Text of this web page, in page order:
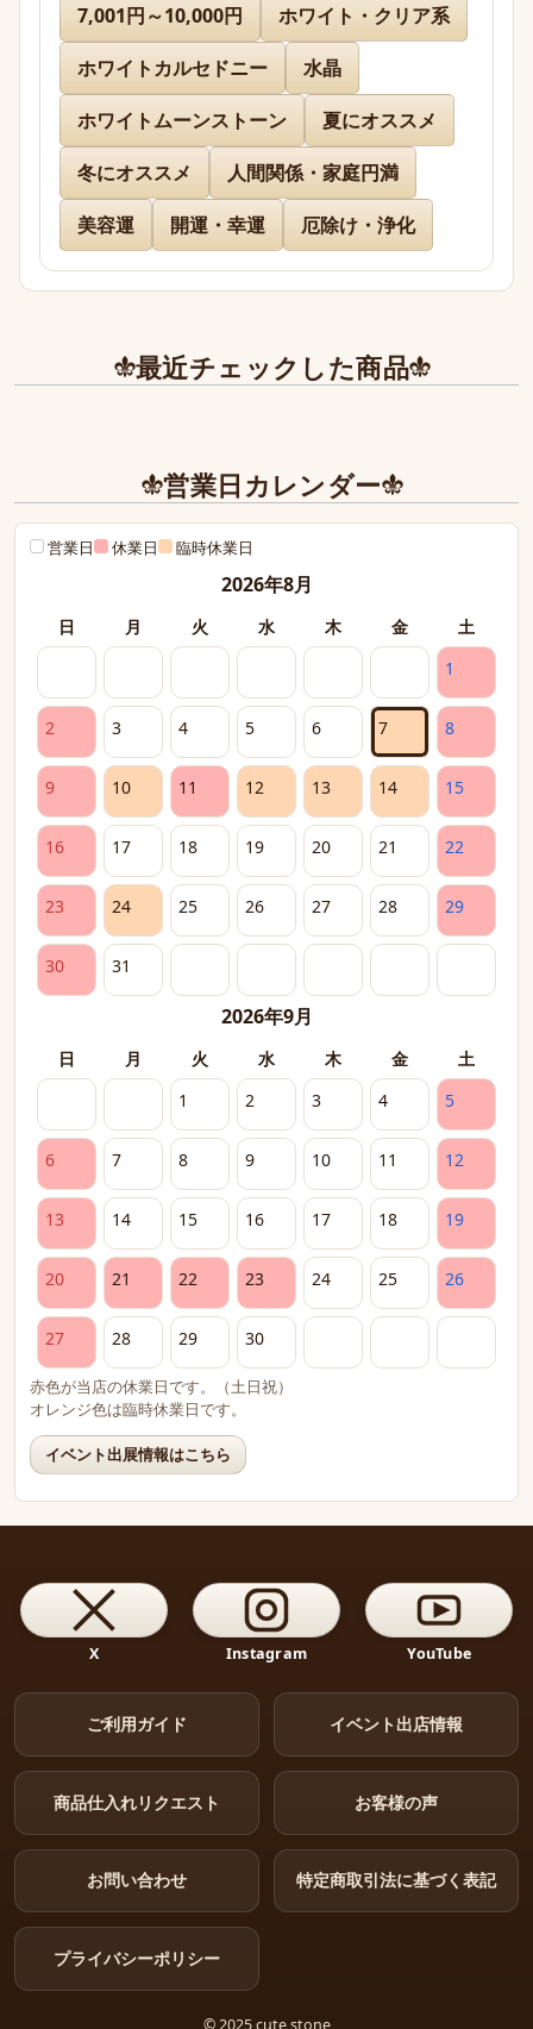
先日通販を利用させて頂きましたが迅速に対応、お
送り下さりまして有難うございました。
どのお品物も画像で見た以上に美しく、お迎えでき
て本当に嬉しかったです。
また、丁寧であたたかいお手紙やプレゼントまで同
封下さり有難うございました！感激致しました。
また今後とも利用させて頂きたく染み入りました。
7,001円～10,000円
ホワイト・クリア系
ホワイトカルセドニー
水晶
ホワイトムーンストーン
夏にオススメ
冬にオススメ
人間関係・家庭円満
美容運
開運・幸運 厄除け・浄化
最近チェックした商品
営業日カレンダー
営業日 休業日 臨時休業日
2026年8月
日 月 火 水 木 金
土
1
2 3 4 5 6 7 8
9 10 11 12 13 14 15
16 17 18 19 20 21 22
23 24 25 26 27 28 29
30 31
2026年9月
日 月 火 水 木 金
土
1
2 3 4 5
6 7 8 9 10 11 12
13 14 15 16 17 18 19
20 21 22 23 24 25 26
27 28 29 30
赤色が当店の休業日です。（土日祝）
オレンジ色は臨時休業日です。
イベント出展情報はこちら
X Instagram YouTube
ご利用ガイド イベント出店情報
商品仕入れリクエスト お客様の声
お問い合わせ 特定商取引法に基づく表記
プライバシーポリシー
© 2025 cute stone